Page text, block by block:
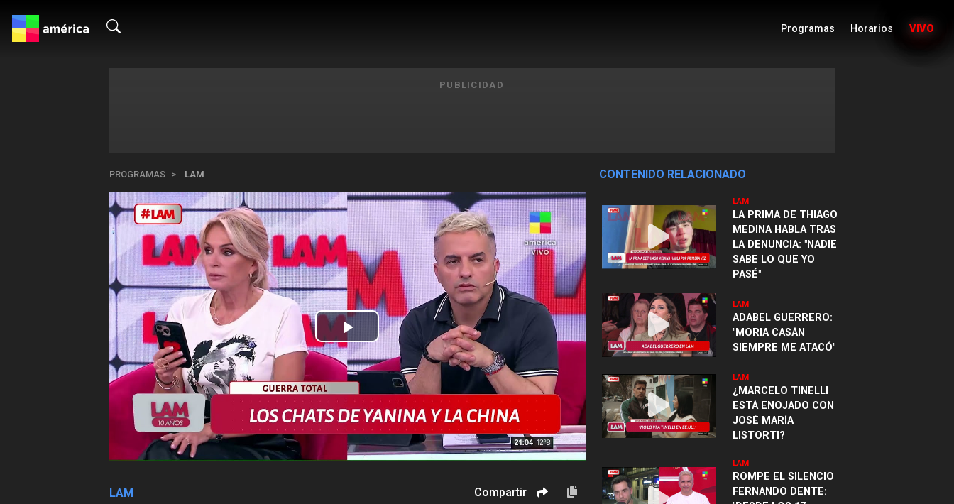
Programas Horarios VIVO
PUBLICIDAD
PROGRAMAS LAM
Play
Video
LAM Compartir
CONTENIDO RELACIONADO
LAM
LA PRIMA DE THIAGO
MEDINA HABLA TRAS
LA DENUNCIA: "NADIE
SABE LO QUE YO
PASÉ"
LAM
ADABEL GUERRERO:
"MORIA CASÁN
SIEMPRE ME ATACÓ"
LAM
¿MARCELO TINELLI
ESTÁ ENOJADO CON
JOSÉ MARÍA
LISTORTI?
LAM
ROMPE EL SILENCIO
FERNANDO DENTE: